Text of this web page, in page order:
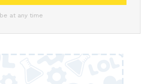
at any time